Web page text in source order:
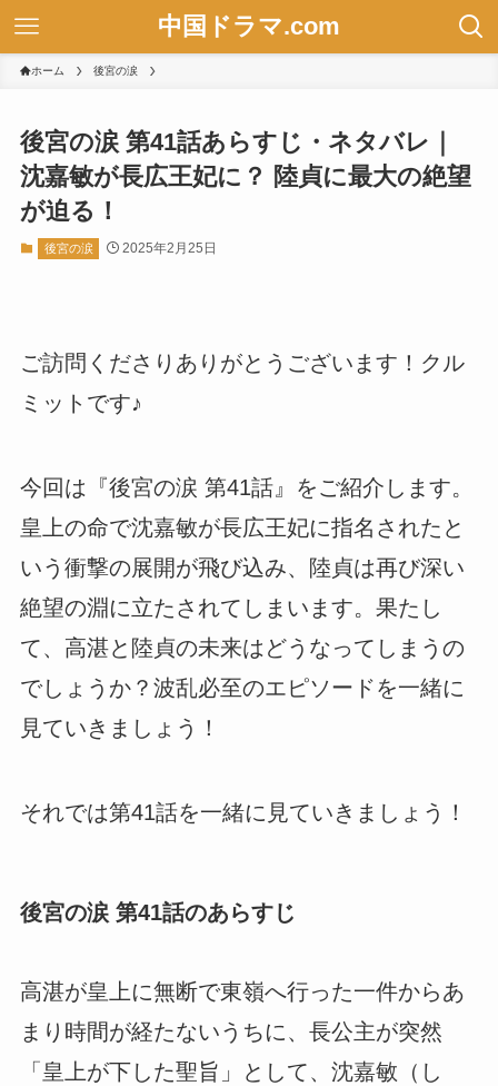
中国ドラマ.com
ホーム 後宮の涙
後宮の涙 第41話あらすじ・ネタバレ｜
沈嘉敏が長広王妃に？ 陸貞に最大の絶望
が迫る！
後宮の涙 2025年2月25日
ご訪問くださりありがとうございます！クル
ミットです♪
今回は『後宮の涙 第41話』をご紹介します。
皇上の命で沈嘉敏が長広王妃に指名されたと
いう衝撃の展開が飛び込み、陸貞は再び深い
絶望の淵に立たされてしまいます。果たし
て、高湛と陸貞の未来はどうなってしまうの
でしょうか？波乱必至のエピソードを一緒に
見ていきましょう！
それでは第41話を一緒に見ていきましょう！
後宮の涙 第41話のあらすじ
高湛が皇上に無断で東嶺へ行った一件からあ
まり時間が経たないうちに、長公主が突然
「皇上が下した聖旨」として、沈嘉敏（し